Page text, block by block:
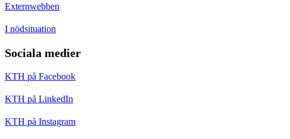
Externwebben
I nödsituation
Sociala medier
KTH på Facebook
KTH på LinkedIn
KTH på Instagram